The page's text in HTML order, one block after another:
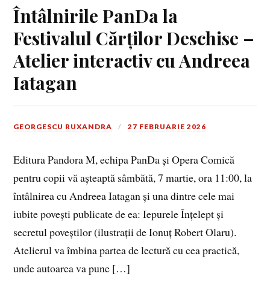
Întâlnirile PanDa la
Festivalul Cărților Deschise –
Atelier interactiv cu Andreea
Iatagan
GEORGESCU RUXANDRA 27 FEBRUARIE 2026
Editura Pandora M, echipa PanDa și Opera Comică
pentru copii vă așteaptă sâmbătă, 7 martie, ora 11:00, la
întâlnirea cu Andreea Iatagan și una dintre cele mai
iubite povești publicate de ea: Iepurele Înțelept și
secretul poveștilor (ilustrații de Ionuț Robert Olaru).
Atelierul va îmbina partea de lectură cu cea practică,
unde autoarea va pune […]